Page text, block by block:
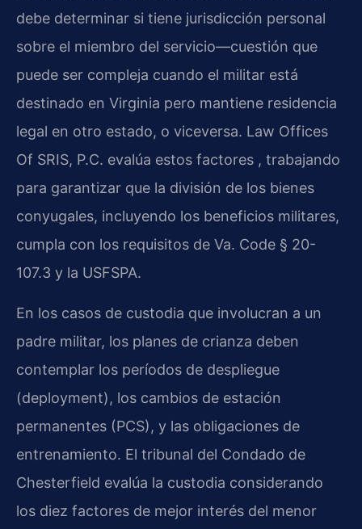
debe determinar si tiene jurisdicción personal
sobre el miembro del servicio—cuestión que
puede ser compleja cuando el militar está
destinado en Virginia pero mantiene residencia
legal en otro estado, o viceversa. Law Offices
Of SRIS, P.C. evalúa estos factores , trabajando
para garantizar que la división de los bienes
conyugales, incluyendo los beneficios militares,
cumpla con los requisitos de Va. Code § 20-
107.3 y la USFSPA.
En los casos de custodia que involucran a un
padre militar, los planes de crianza deben
contemplar los períodos de despliegue
(deployment), los cambios de estación
permanentes (PCS), y las obligaciones de
entrenamiento. El tribunal del Condado de
Chesterfield evalúa la custodia considerando
los diez factores de mejor interés del menor